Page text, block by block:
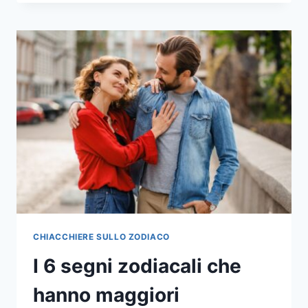
DEL
MESE
PER
OGNI
SEGNO
ZODIACALE
CINESE
NEL
MARZO
2025
CHIACCHIERE SULLO ZODIACO
I 6 segni zodiacali che
hanno maggiori